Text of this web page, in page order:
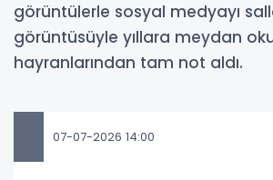
görüntülerle sosyal medyayı
görüntüsüyle yıllara meydan
hayranlarından tam not aldı.
07-07-2026 14:00